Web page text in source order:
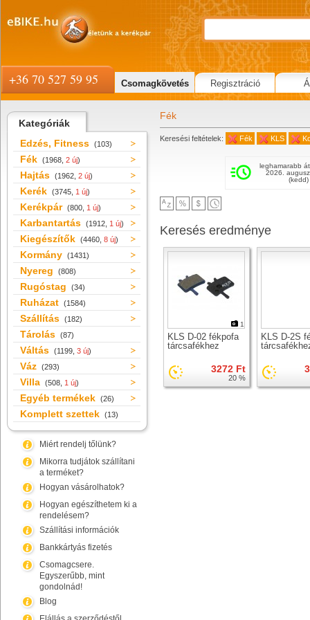
Kategóriák
Edzés, Fitness (103)
Fék (1968, 2 új)
Hajtás (1962, 2 új)
Kerék (3745, 1 új)
Kerékpár (800, 1 új)
Karbantartás (1912, 1 új)
Kiegészítők (4460, 8 új)
Kormány (1431)
Nyereg (808)
Rugóstag (34)
Ruházat (1584)
Szállítás (182)
Tárolás (87)
Váltás (1199, 3 új)
Váz (293)
Villa (508, 1 új)
Egyéb termékek (26)
Komplett szettek (13)
Miért rendelj tőlünk?
Mikorra tudjátok szállítani
a terméket?
Hogyan vásárolhatok?
Hogyan egészíthetem ki a
rendelésem?
Szállítási információk
Bankkártyás fizetés
Csomagcsere.
Egyszerűbb, mint
gondolnád!
Blog
Fék
Keresési feltételek: Fék KLS
leghamarabb
2026.
(kedd)
Keresés eredménye
1
KLS D-02 fékpofa
tárcsafékhez
3272 Ft
20 %
KLS D-2S
+36 70 527 59 95 Csomagkövetés Regisztráció